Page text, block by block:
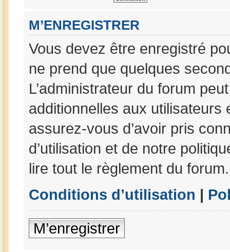
M’ENREGISTRER
Vous devez être enregistré
ne prend que quelques
L’administrateur du forum
additionnelles aux utilisateurs
assurez-vous d’avoir pris
d’utilisation et de notre
lire tout le règlement du forum.
Conditions d’utilisation |
M’enregistrer